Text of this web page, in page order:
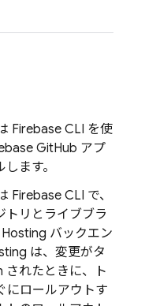
Firebase CLI を使
GitHub アプ
ます。
Firebase CLI で、
トリとライブブラ
バックエン
は、変更がタ
されたときに、ト
にロールアウトす